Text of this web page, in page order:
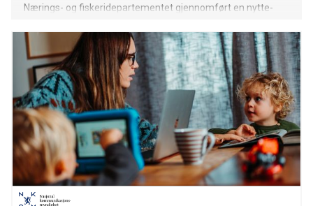
Nærings- og fiskeridepartementet gjennomført en nytte-
ferskfiskordningen i sammenhen